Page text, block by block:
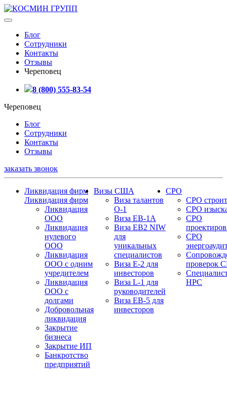
Блог
Сотрудники
Контакты
Отзывы
Череповец
8 (800) 555-83-54
Череповец
Блог
Сотрудники
Контакты
Отзывы
заказать звонок
Ликвидация фирм
Ликвидация фирм
Ликвидация
ООО
Ликвидация
нулевого
ООО
Ликвидация
ООО с одним
учредителем
Ликвидация
ООО с
долгами
Добровольная
ликвидация
Закрытие
бизнеса
Закрытие ИП
Банкротство
предприятий
Визы США
Виза талантов
О-1
Виза EB-1A
Виза EB2 NIW
для
уникальных
специалистов
Виза E-2 для
инвесторов
Виза L-1 для
руководителей
Виза EB-5 для
инвесторов
СРО
СРО
СРО
СРО
СРО
проверок
НРС